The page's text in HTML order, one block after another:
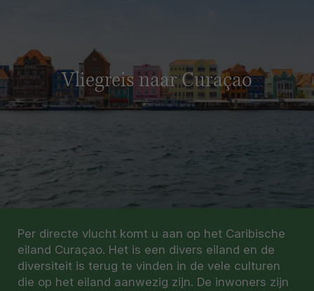
Vliegreis naar Curaçao
Per directe vlucht komt u aan op het Caribische
eiland Curaçao. Het is een divers eiland en de
diversiteit is terug te vinden in de vele culturen
die op het eiland aanwezig zijn. De inwoners zijn